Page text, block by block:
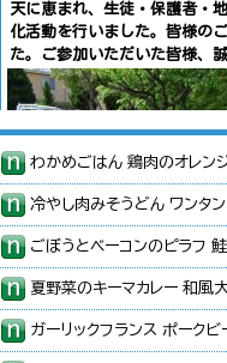
わかめごはん 鶏肉のオレン
冷やし肉みそうどん ワンタ
ごぼうとベーコンのピラフ
夏野菜のキーマカレー 和風
ガーリックフランス ポーク
天に恵まれ、生徒・保護者・
化活動を行いました。皆様の
た。ご参加いただいた皆様、